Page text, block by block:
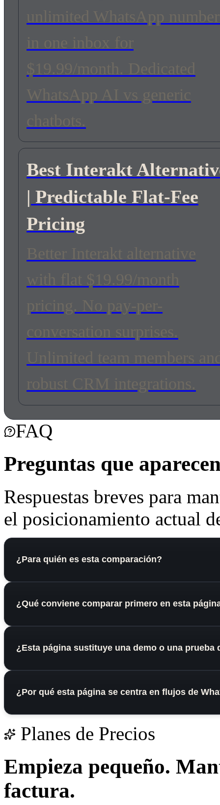
unlimited WhatsApp
in one inbox for
$19.99/month. Dedicated
WhatsApp AI vs generic
chatbots.
Best Interakt
| Predictable Flat-Fee
Pricing
Better Interakt alternative
with flat $19.99/month
pricing. No pay-per-
conversation surprises.
Unlimited team members
robust CRM integrations.
FAQ
Preguntas que
Respuestas breves para
el posicionamiento actual
¿Para quién es esta comparación?
¿Qué conviene comparar primero en esta
¿Esta página sustituye una demo o una prueba
¿Por qué esta página se centra en flujos de
Planes de Precios
Empieza pequeño.
factura.